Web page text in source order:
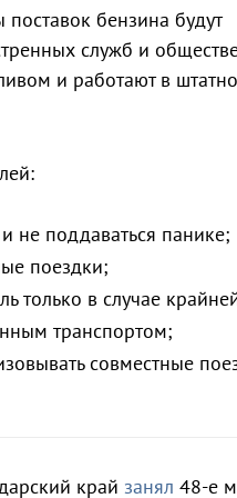
бензина будут
служб и
и работают в
не поддаваться панике;
поездки;
только в случае
транспортом;
совместные
край занял 48-е